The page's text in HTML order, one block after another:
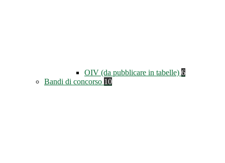
OIV (da pubblicare in tabelle) 6
Bandi di concorso 10